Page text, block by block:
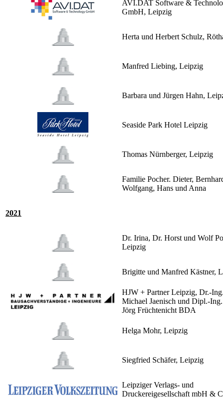
AVI.DAT Software &
GmbH, Leipzig
Herta und Herbert Schulz,
Manfred Liebing, Leipzig
Barbara und Jürgen Hahn,
Seaside Park Hotel Leipzig
Thomas Nürnberger, Leipzig
Familie Pocher. Dieter,
Wolfgang, Hans und Anna
2021
Dr. Irina, Dr. Horst und Wolf
Leipzig
Brigitte und Manfred Kästner,
HJW + Partner Leipzig, Dr.-
Michael Jaenisch und Dipl.-
Jörg Früchtenicht BDA
Helga Mohr, Leipzig
Siegfried Schäfer, Leipzig
Leipziger Verlags- und
Druckereigesellschaft mbH &